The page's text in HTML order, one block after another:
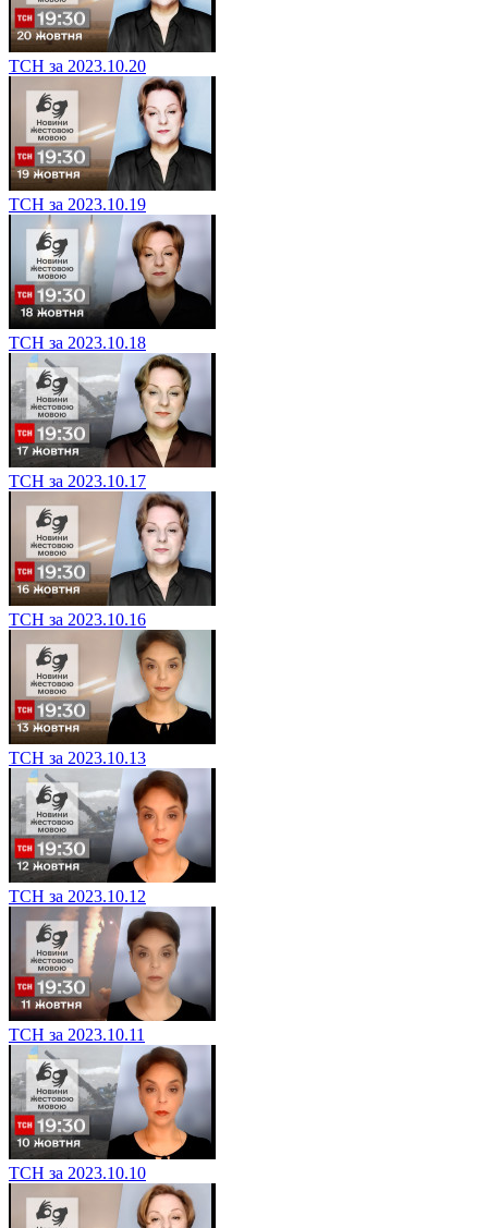
ТСН за 2023.10.20
ТСН за 2023.10.19
ТСН за 2023.10.18
ТСН за 2023.10.17
ТСН за 2023.10.16
ТСН за 2023.10.13
ТСН за 2023.10.12
ТСН за 2023.10.11
ТСН за 2023.10.10